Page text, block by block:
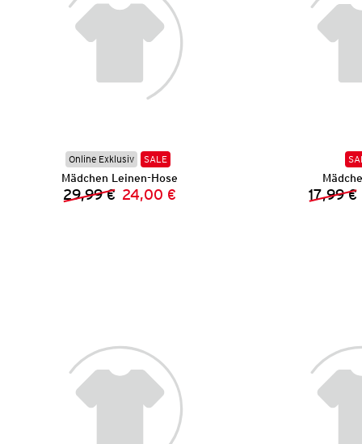
Online Exklusiv SALE
Mädchen Leinen-Hose
Vorheriger Preis:
29,99 € Neuer Preis:
24,00 € 17,99 €